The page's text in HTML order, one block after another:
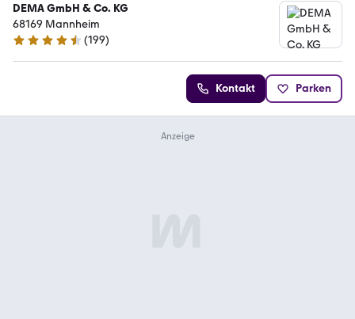
DEMA GmbH & Co. KG
68169 Mannheim
4.6 Sterne
(199)
Kontakt Parken